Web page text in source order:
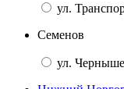
ул.
Семенов
ул.